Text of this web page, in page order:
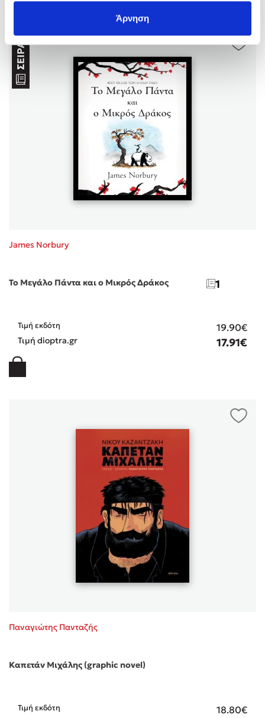
Άρνηση
James Norbury
Το Μεγάλο Πάντα και ο Μικρός Δράκος 1
Τιμή εκδότη 19.90€
Τιμή dioptra.gr 17.91€
Παναγιώτης Πανταζής
Καπετάν Μιχάλης (graphic novel)
Τιμή εκδότη 18.80€